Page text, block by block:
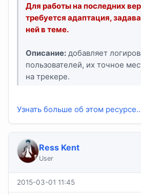
Для работы на последних
требуется адаптация,
ней в теме.
Описание: добавляет
пользователей, их точное
на трекере.
Узнать больше об этом
Ress Kent
User
2015-03-01 11:45